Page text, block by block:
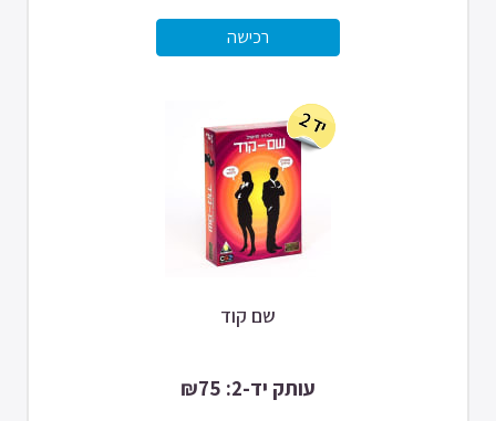
שם קוד
עותק יד-2: ₪75